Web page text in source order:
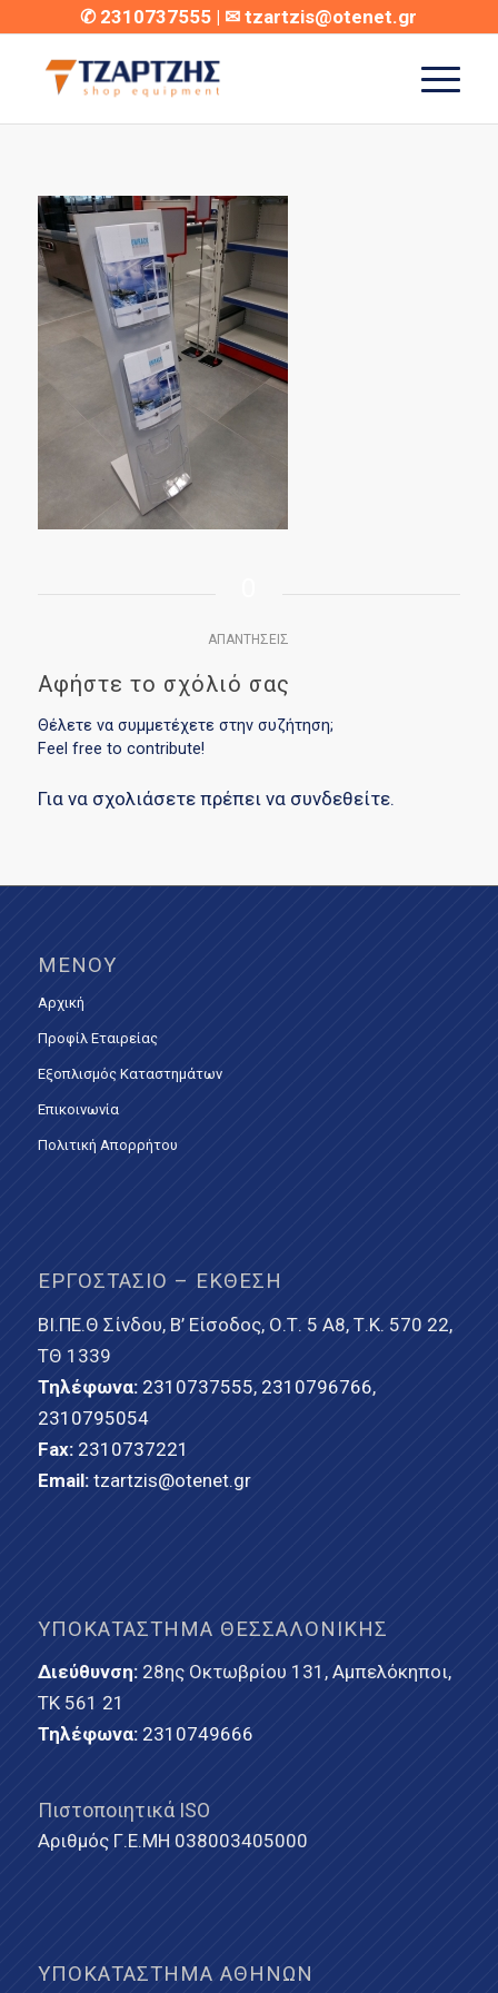
✆ 2310737555 | ✉tzartzis@otenet.gr
ΑΠΑΝΤΉΣΕΙΣ
Αφήστε το σχόλιό σας
Θέλετε να συμμετέχετε στην συζήτηση;
Feel free to contribute!
Για να σχολιάσετε πρέπει να συνδεθείτε.
ΜΕΝΟΎ
Αρχική
Προφίλ Εταιρείας
Εξοπλισμός Καταστημάτων
Επικοινωνία
Πολιτική Απορρήτου
ΕΡΓΟΣΤΆΣΙΟ – ΈΚΘΕΣΗ
ΒΙ.ΠΕ.Θ Σίνδου, Β’ Είσοδος, Ο.Τ. 5 Α8, Τ.Κ. 570 22,
ΤΘ 1339
Τηλέφωνα: 2310737555, 2310796766,
2310795054
Fax: 2310737221
Email: tzartzis@otenet.gr
ΥΠΟΚΑΤΆΣΤΗΜΑ ΘΕΣΣΑΛΟΝΊΚΗΣ
Διεύθυνση:28ης Οκτωβρίου 131, Αμπελόκηποι,
ΤΚ 561 21
Τηλέφωνα: 2310749666
Πιστοποιητικά ISO
Αριθμός Γ.Ε.ΜΗ 038003405000
ΥΠΟΚΑΤΆΣΤΗΜΑ ΑΘΗΝΏΝ